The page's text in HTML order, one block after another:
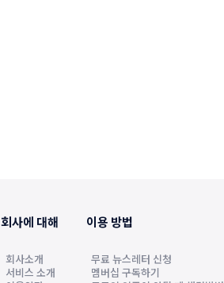
회사에 대해
회사소개
서비스 소개
이용 방법
무료 뉴스레터 신청
멤버십 구독하기